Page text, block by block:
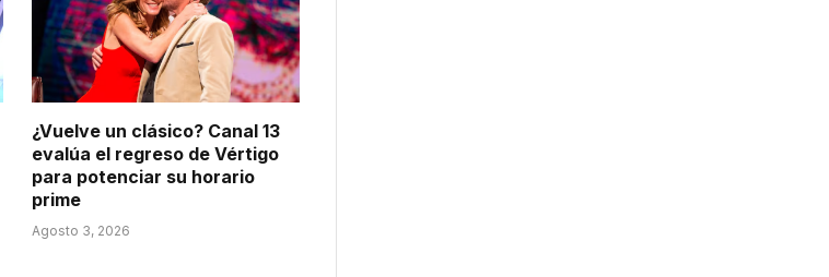
¿Vuelve un clásico? Canal 13
evalúa el regreso de Vértigo
para potenciar su horario
prime
Agosto 3, 2026